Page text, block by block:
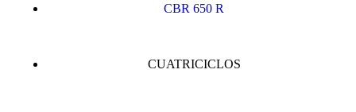
CBR 650 R
CUATRICICLOS